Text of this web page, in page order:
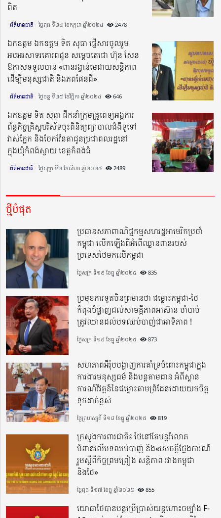
ពិត
ព័ត៌មានជាតិ ថ្ងៃពុធ ទី២៤ ខែកក្កដា ឆ្នាំ២០២៤​ 2478
ឯកឧត្តម ឯកឧត្តម ទិត សុធា ផ្ញើសារចូលរួម
អបអរសាទរគោរពជូន សម្តេចតេជោ ហ៊ុន សែន
ឱកាសទទួលបាន «ពានរង្វាន់មេដាយសន្តិភាព
ដើម្បីមនុស្សជាតិ និងភពផែនដី»
ព័ត៌មានជាតិ ថ្ងៃចន្ទ ទី២៥ ខែវិច្ឆិកា ឆ្នាំ២០២៤​ 646
ឯកឧត្តម ទិត សុធា ដឹកនាំក្រុមគ្រូពេទ្យអង្គការ
ព័ន្ធកិច្ចគ្រិស្តបរិស័ទចុះពិនិត្យព្យាបាលជំងឺទូទៅ
វាស់ភ្នែក និងចែកវ៉ែនតាជូនប្រជាពលរដ្ឋនៅ
ក្នុងឃុំកំពង់ស្វាយ ខេត្តកំពង់ធំ
ព័ត៌មានជាតិ ថ្ងៃសុក្រ ទី២ ខែសីហា ឆ្នាំ២០២៤​ 2489
ថ្មីបំផុត
ប្រធានសភាពាណិជ្ជកម្មសហរដ្ឋអាមេរិកប្រចាំ
កម្ពុជា លើកឡើងពីអំពើឈ្លានពានរបស់
ប្រទេសថៃមកលើកម្ពុជា
ថ្ងៃសុក្រ ទី១៩ ខែធ្នូ ឆ្នាំ២០២៥ 835
ប្រមុខការទូតចិនព្រមានថា ជម្លោះកម្ពុជា-ថៃ
កំពុងបំផ្លាញដល់សាមគ្គីភាពអាស៊ាន ចាំបាច់
ត្រូវឈានដល់បទឈប់បាញ់ជាអាទិភាព !
ថ្ងៃសុក្រ ទី១៩ ខែធ្នូ ឆ្នាំ២០២៥ 873
សហភាពអឺរ៉ុបបង្ហាញការគាំទ្រចំពោះកម្ពុជាក្នុង
ការងារមនុស្សធម៌ និងបន្តតាមដាន អំពីស្ថាន
ការណ៍វិវត្តន៍នៃជម្លោះតាមព្រំដែនដោយយកចិត្ត
ទុកដាក់ខ្ពស់
ថ្ងៃព្រហស្បតិ៍ ទី១៨ ខែធ្នូ ឆ្នាំ២០២៥ 819
ក្រសួងការពារជាតិ៖ ថៃនៅតែបន្តរំលោភ
បំពានលើបទឈប់បាញ់ និង«សេចក្តីថ្លែងការណ៍
រួមស្តីពីកិច្ចព្រមព្រៀង សន្តិភាព រវាងកម្ពុជា
និងថៃ»
ថ្ងៃពុធ ទី១៧ ខែធ្នូ ឆ្នាំ២០២៥ 855
យោធាថៃបានបន្តប្រើប្រាស់យន្តហោះចម្បាំង F-